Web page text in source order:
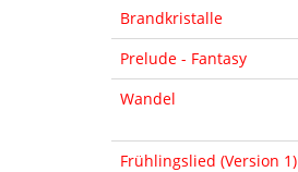
Brandkristalle
Prelude - Fantasy
Wandel
Frühlingslied (Version 1)